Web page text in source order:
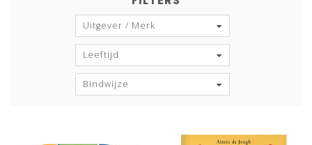
Uitgever / Merk
Leeftijd
Bindwijze